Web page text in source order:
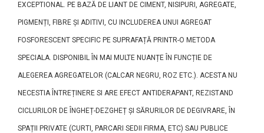
EXCEPTIONAL. PE BAZĂ DE LIANT DE CIMENT, NISIPURI, AGREGATE,
PIGMENȚI, FIBRE ȘI ADITIVI, CU INCLUDEREA UNUI AGREGAT
FOSFORESCENT SPECIFIC PE SUPRAFAȚĂ PRINTR-O METODA
SPECIALA. DISPONIBIL ÎN MAI MULTE NUANȚE ÎN FUNCȚIE DE
ALEGEREA AGREGATELOR (CALCAR NEGRU, ROZ ETC.). ACESTA NU
NECESTIA ÎNTREȚINERE SI ARE EFECT ANTIDERAPANT, REZISTAND
CICLURILOR DE ÎNGHEȚ-DEZGHEȚ ȘI SĂRURILOR DE DEGIVRARE, ÎN
SPAȚII PRIVATE (CURTI, PARCARI SEDII FIRMA, ETC) SAU PUBLICE